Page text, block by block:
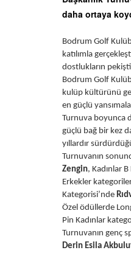
daha ortaya
Bodrum Golf
katılımla
dostlukların
Bodrum Golf
kulüp kültürünü
en güçlü
Turnuva boyunca
güçlü bağ bir kez
yıllardır
Turnuvanın
Zengin, Kadınlar
Erkekler
Kategorisi’nde
Özel ödüllerde
Pin Kadınlar
Turnuvanın genç
Derin Esila